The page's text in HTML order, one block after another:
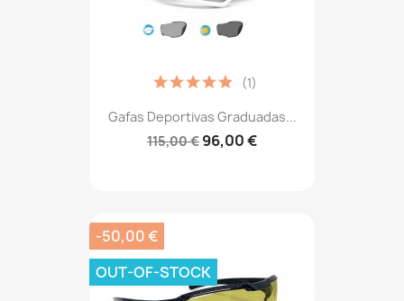
Gafas Deportivas Graduadas...
115,00 € 96,00 €
(1)
-50,00 €
OUT-OF-STOCK